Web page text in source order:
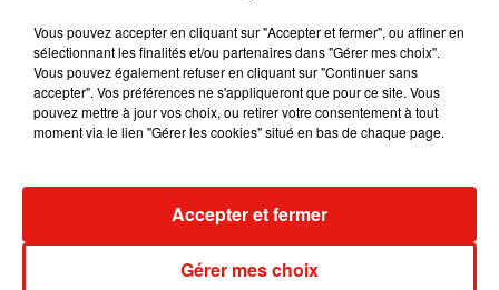
7 août 2026
RÜFÜS DU SOL annonce un nouvel
album après sa tournée mondiale
7 août 2026
collaboration tant attendue
Vous pouvez accepter en cliquant sur "Accepter et fermer", ou affiner en
sélectionnant les finalités et/ou partenaires dans "Gérer mes choix".
Vous pouvez également refuser en cliquant sur "Continuer sans
accepter". Vos préférences ne s'appliqueront que pour ce site. Vous
pouvez mettre à jour vos choix, ou retirer votre consentement à tout
moment via le lien "Gérer les cookies" situé en bas de chaque page.
Gérer mes choix
Accepter et fermer